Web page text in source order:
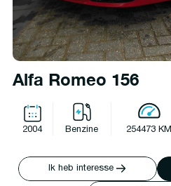
Alfa Romeo 156
2004 Benzine 254473 KM
Ik heb interesse